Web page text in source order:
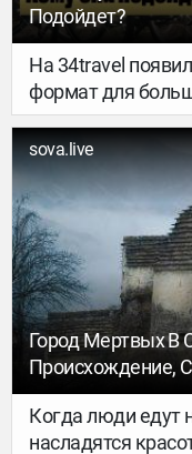
Подойдет?
На 34travel
формат для
путешествуют
работает. Если
двух.
sova.live
Город Мертвых В
Происхождение,
Когда люди едут
насладятся